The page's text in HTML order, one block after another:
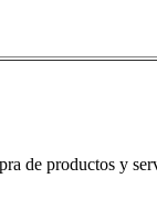
de productos y